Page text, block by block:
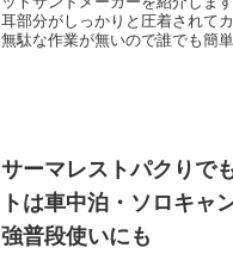
耳部分がしっかりと圧着されて
無駄な作業が無いので誰でも簡
サーマレストパクりで
トは車中泊・ソロキ
強普段使いにも